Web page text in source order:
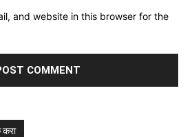
and website in this browser for the